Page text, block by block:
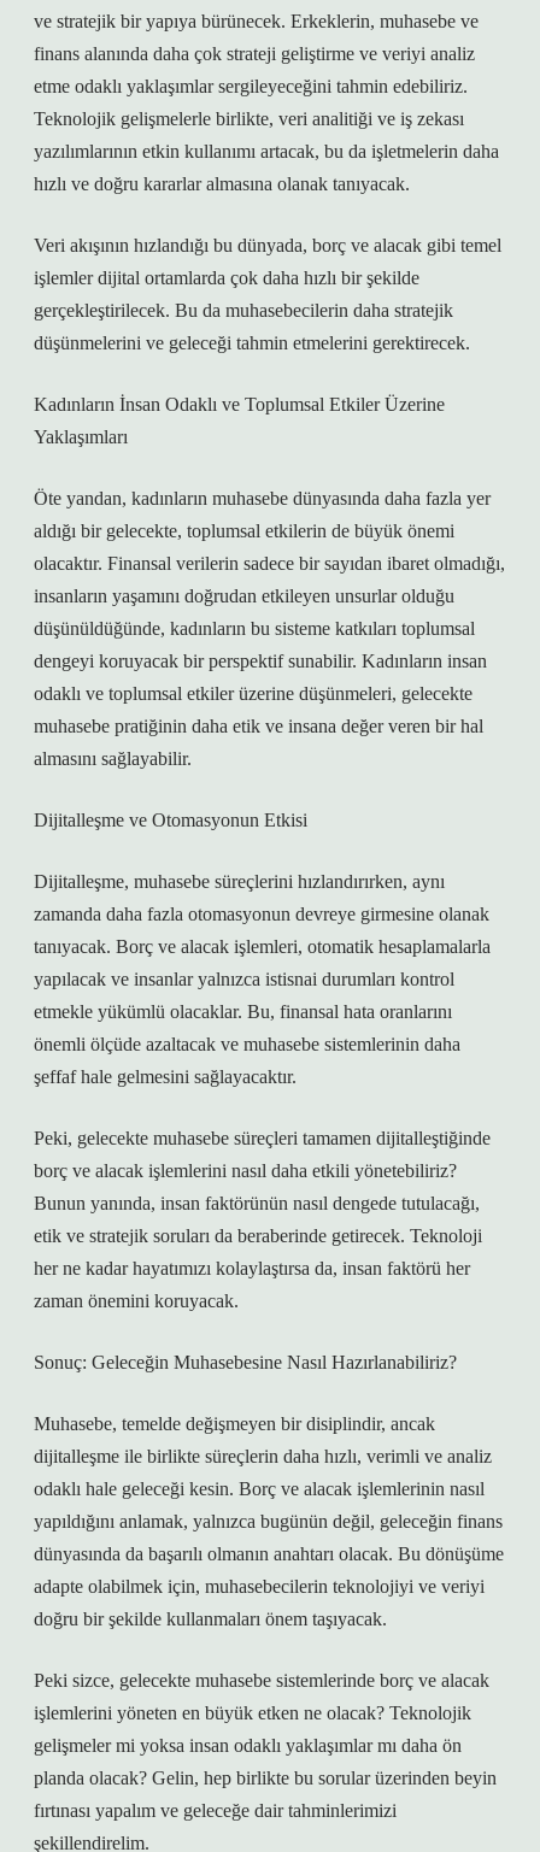
ve stratejik bir yapıya bürünecek. Erkeklerin, muhasebe ve
finans alanında daha çok strateji geliştirme ve veriyi analiz
etme odaklı yaklaşımlar sergileyeceğini tahmin edebiliriz.
Teknolojik gelişmelerle birlikte, veri analitiği ve iş zekası
yazılımlarının etkin kullanımı artacak, bu da işletmelerin daha
hızlı ve doğru kararlar almasına olanak tanıyacak.
Veri akışının hızlandığı bu dünyada, borç ve alacak gibi temel
işlemler dijital ortamlarda çok daha hızlı bir şekilde
gerçekleştirilecek. Bu da muhasebecilerin daha stratejik
düşünmelerini ve geleceği tahmin etmelerini gerektirecek.
Kadınların İnsan Odaklı ve Toplumsal Etkiler Üzerine
Yaklaşımları
Öte yandan, kadınların muhasebe dünyasında daha fazla yer
aldığı bir gelecekte, toplumsal etkilerin de büyük önemi
olacaktır. Finansal verilerin sadece bir sayıdan ibaret olmadığı,
insanların yaşamını doğrudan etkileyen unsurlar olduğu
düşünüldüğünde, kadınların bu sisteme katkıları toplumsal
dengeyi koruyacak bir perspektif sunabilir. Kadınların insan
odaklı ve toplumsal etkiler üzerine düşünmeleri, gelecekte
muhasebe pratiğinin daha etik ve insana değer veren bir hal
almasını sağlayabilir.
Dijitalleşme ve Otomasyonun Etkisi
Dijitalleşme, muhasebe süreçlerini hızlandırırken, aynı
zamanda daha fazla otomasyonun devreye girmesine olanak
tanıyacak. Borç ve alacak işlemleri, otomatik hesaplamalarla
yapılacak ve insanlar yalnızca istisnai durumları kontrol
etmekle yükümlü olacaklar. Bu, finansal hata oranlarını
önemli ölçüde azaltacak ve muhasebe sistemlerinin daha
şeffaf hale gelmesini sağlayacaktır.
Peki, gelecekte muhasebe süreçleri tamamen dijitalleştiğinde
borç ve alacak işlemlerini nasıl daha etkili yönetebiliriz?
Bunun yanında, insan faktörünün nasıl dengede tutulacağı,
etik ve stratejik soruları da beraberinde getirecek. Teknoloji
her ne kadar hayatımızı kolaylaştırsa da, insan faktörü her
zaman önemini koruyacak.
Sonuç: Geleceğin Muhasebesine Nasıl Hazırlanabiliriz?
Muhasebe, temelde değişmeyen bir disiplindir, ancak
dijitalleşme ile birlikte süreçlerin daha hızlı, verimli ve analiz
odaklı hale geleceği kesin. Borç ve alacak işlemlerinin nasıl
yapıldığını anlamak, yalnızca bugünün değil, geleceğin finans
dünyasında da başarılı olmanın anahtarı olacak. Bu dönüşüme
adapte olabilmek için, muhasebecilerin teknolojiyi ve veriyi
doğru bir şekilde kullanmaları önem taşıyacak.
Peki sizce, gelecekte muhasebe sistemlerinde borç ve alacak
işlemlerini yöneten en büyük etken ne olacak? Teknolojik
gelişmeler mi yoksa insan odaklı yaklaşımlar mı daha ön
planda olacak? Gelin, hep birlikte bu sorular üzerinden beyin
fırtınası yapalım ve geleceğe dair tahminlerimizi
şekillendirelim.